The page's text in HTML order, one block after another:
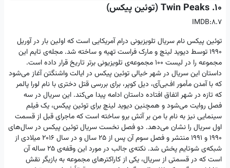
10. Twin Peaks (توئین پیکس)
IMDB:8.7
توئین پیکس نام سریال تلویزیونی درام آمریکایی است که اولین بار در آوریل
۱۹۹۰ توسط دیوید لینچ و مارک فراست تهیه و ساخته شد. مجله‌ی تایم این
مجموعه را در لیست ۱۰۰ مجموعه‌ی تلویزیونی برتر تاریخ قرار داده ‌است.
داستان این سریال در شهر خیالی توئین پیکس در ایالت واشنگتن آغاز می‌شود
که با آمدن مأمور اف‌بی‌آی، دیل کوپر، برای بررسی قتل دختری با نام لورا پالمر
که تازه در شهر اتفاق افتاده داستان ادامه پیدا می‌کند. این سریال در سه
فصل روایت می‌شود و همچنین دیوید لینچ برای توئین پیکس، یک فیلم
سینمایی نیز به نام با من بر آتش برو ساخته است که ماجرای قبل از قسمت
اول سریال را نشان می‌دهد. دو فصل نخست سریال توئین پیکس در سال‌های
۱۹۹۰ و ۱۹۹۱ منتشر و فصل سوم آن پس از 25 سال و در سال ۲۰۱۶ میلادی از
شبکه‌ی شوتایم پخش شد. نکته‌ی جالب در مورد این وقفه‌ی ۲۵ ساله آن
است که در قسمتی از سریال، یکی از کاراکترهای مجموعه به بازیگر نقش